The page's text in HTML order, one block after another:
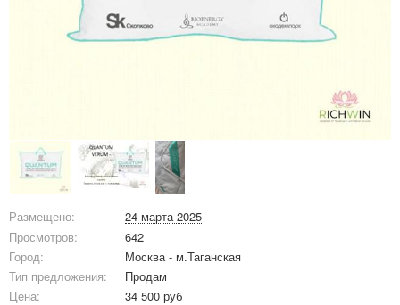
Размещено:
24 марта 2025
Просмотров:
642
Город:
Москва - м.Таганская
Тип предложения:
Продам
Цена:
34 500 руб